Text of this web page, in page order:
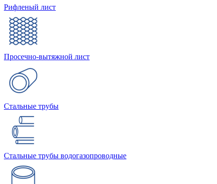
Рифленый лист
Просечно-вытяжной лист
Стальные трубы
Стальные трубы водогазопроводные